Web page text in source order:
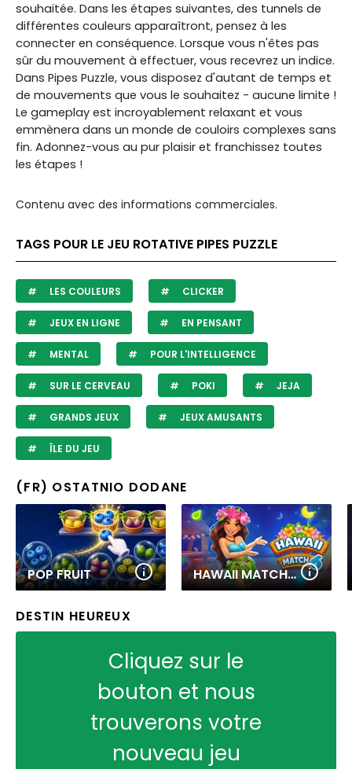
souhaitée. Dans les étapes suivantes, des tunnels de
différentes couleurs apparaîtront, pensez à les
connecter en conséquence. Lorsque vous n'êtes pas
sûr du mouvement à effectuer, vous recevrez un indice.
Dans Pipes Puzzle, vous disposez d'autant de temps et
de mouvements que vous le souhaitez - aucune limite !
Le gameplay est incroyablement relaxant et vous
emmènera dans un monde de couloirs complexes sans
fin. Adonnez-vous au pur plaisir et franchissez toutes
les étapes !
Contenu avec des informations commerciales.
TAGS POUR LE JEU ROTATIVE PIPES PUZZLE
LES COULEURS CLICKER
JEUX EN LIGNE EN PENSANT
MENTAL POUR L'INTELLIGENCE
SUR LE CERVEAU POKI JEJA
GRANDS JEUX JEUX AMUSANTS
ÎLE DU JEU
(FR) OSTATNIO DODANE
POP FRUIT HAWAII MATCH 6
DESTIN HEUREUX
Cliquez sur le
bouton et nous
trouverons votre
nouveau jeu